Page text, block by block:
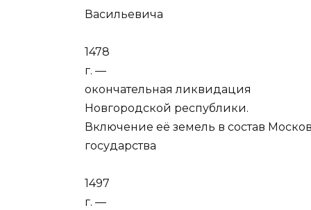
Васильевича
1478
г. —
окончательная ликвидация
Новгородской республики.
Включение её земель в состав
государства
1497
г. —